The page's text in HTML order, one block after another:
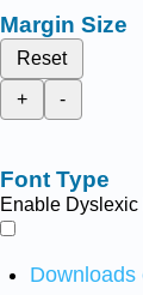
Margin Size
Reset
+
-
Font Type
Enable Dyslexic
Downloads